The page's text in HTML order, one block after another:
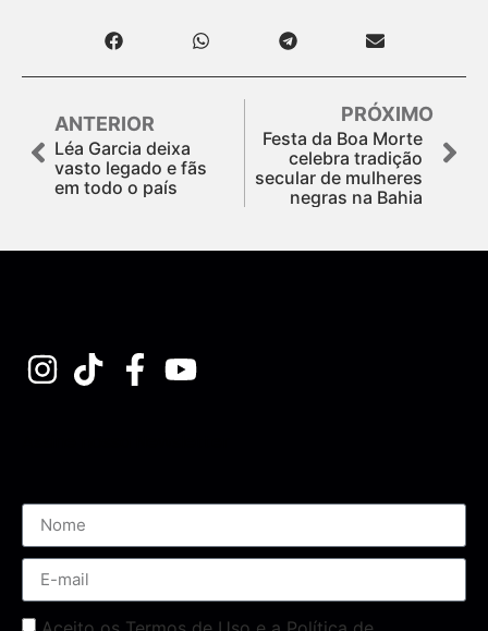
ANTERIOR
Léa Garcia deixa
vasto legado e fãs
em todo o país
PRÓXIMO
Festa da Boa Morte
celebra tradição
secular de mulheres
negras na Bahia